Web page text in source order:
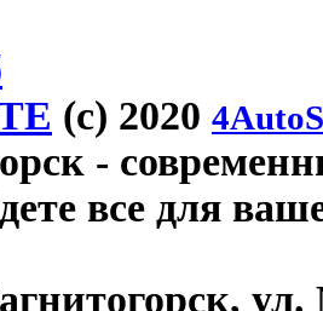
(c) 2020
-
все для
ул.